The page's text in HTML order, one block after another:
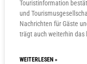
Touristinformation
und
Nachrichten für Gäste
trägt auch weiterhin das
WEITERLESEN »